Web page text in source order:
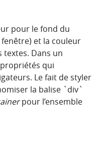
pour le fond du
et la couleur
textes. Dans un
qui
Le fait de styler
la balise `div`
pour l’ensemble